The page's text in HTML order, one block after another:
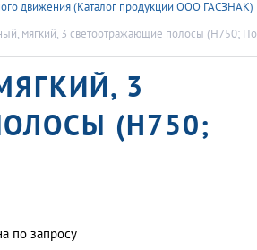
движения (Каталог продукции ООО ГАСЗНАК)
мягкий, 3 светоотражающие полосы (H750;
3
(H750;
по запросу